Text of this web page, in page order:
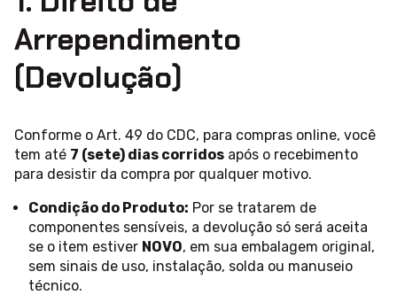
Arrependimento
(Devolução)
Conforme o Art. 49 do CDC, para compras online, você
tem até 7 (sete) dias corridos após o recebimento
para desistir da compra por qualquer motivo.
Condição do Produto: Por se tratarem de
componentes sensíveis, a devolução só será aceita
se o item estiver NOVO, em sua embalagem original,
sem sinais de uso, instalação, solda ou manuseio
técnico.